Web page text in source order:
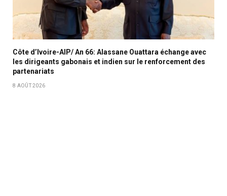
Côte d’Ivoire-AIP/ An 66: Alassane Ouattara échange avec
les dirigeants gabonais et indien sur le renforcement des
partenariats
8 AOÛT 2026